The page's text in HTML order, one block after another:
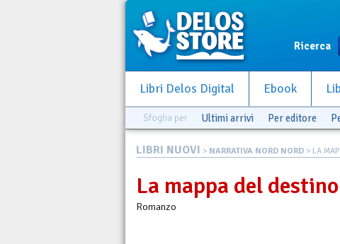
Ricerca
Libri Delos Digital Ebook
Sfoglia per Ultimi arrivi Per editore
LIBRI NUOVI > NARRATIVA NORD NORD > LA
La mappa del destino
Romanzo